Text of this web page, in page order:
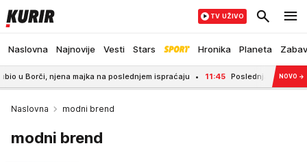
Naslovna Najnovije Vesti Stars Hronika Planeta
TV UŽIVO
njena majka na poslednjem ispraćaju 11:45 Poslednja prijava za NOVO →
Naslovna modni brend
modni brend